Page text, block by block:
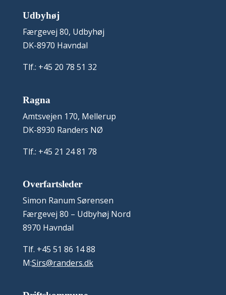
Udbyhøj
Færgevej 80, Udbyhøj
DK-8970 Havndal
Tlf.: +45 20 78 51 32
Ragna
Amtsvejen 170, Mellerup
DK-8930 Randers NØ
Tlf.: +45 21 24 81 78
Overfartsleder
Simon Ranum Sørensen
Færgevej 80 – Udbyhøj Nord
8970 Havndal
Tlf. +45 51 86 14 88
M:Sirs@randers.dk